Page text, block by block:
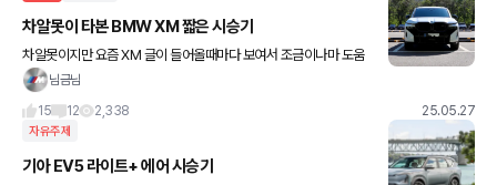
차알못이 타본 BMW XM 짧은 시승기
차알못이지만 요즘 XM 글이 들어올때마다 보여서 조금이나마 도움
드릴겸 간소하게 시승기 써봅니다. 두서없이 써서 가독성이 조금 떨
님금님
15
12 2,338 25.05.27
자유주제
기아 EV5 라이트+ 에어 시승기